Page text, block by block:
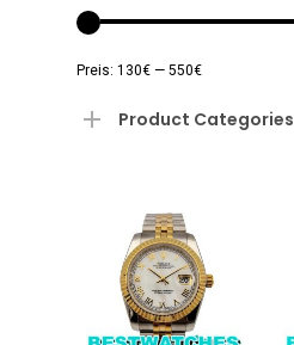
Preis: 130€ — 550€
Product Categories